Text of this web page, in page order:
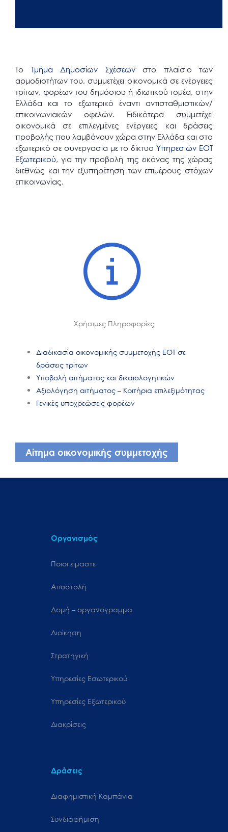
To Tμήμα Δημοσίων Σχέσεωνστο πλαίσιο των
αρμοδιοτήτων του, συμμετέχει οικονομικά σε ενέργειες
τρίτων, φορέων του δημόσιου ή ιδιωτικού τομέα, στην
Ελλάδα και το εξωτερικό έναντι αντισταθμιστικών/
επικοινωνιακών οφελών. Ειδικότερα συμμετέχει
οικονομικά σε επιλεγμένες ενέργειες και δράσεις
προβολής που λαμβάνουν χώρα στην Ελλάδα και στο
εξωτερικό σε συνεργασία με το δίκτυοΥπηρεσιών ΕΟΤ
Εξωτερικού, για την προβολή της εικόνας της χώρας
διεθνώς και την εξυπηρέτηση των επιμέρους στόχων
επικοινωνίας.
Χρήσιμες Πληροφορίες
Διαδικασία οικονομικής συμμετοχής ΕΟΤ σε
δράσεις τρίτων
Υποβολή αιτήματος και δικαιολογητικών
Αξιολόγηση αιτήματος – Κριτήρια επιλεξιμότητας
Γενικές υποχρεώσεις φορέων
Αίτημα οικονομικής συμμετοχής
Οργανισμός
Ποιοι είμαστε
Αποστολή
Δομή – οργανόγραμμα
Διοίκηση
Στρατηγική
Υπηρεσίες Εσωτερικού
Υπηρεσίες Εξωτερικού
Διακρίσεις
Δράσεις
Διαφημιστική Καμπάνια
Συνδιαφήμιση